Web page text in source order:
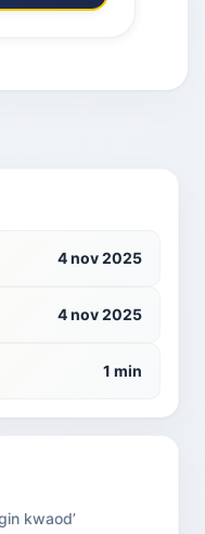
4 nov 2025
4 nov 2025
1 min
kwaod’